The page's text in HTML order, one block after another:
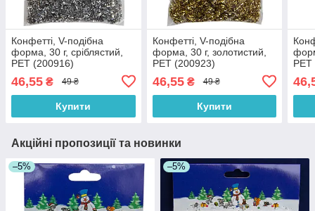
Конфетті, V-подібна
форма, 30 г, сріблястий,
PET (200916)
46,55 ₴ 49 ₴
Купити
Конфетті, V-подібна
форма, 30 г, золотистий,
PET (200923)
46,55₴ 49 ₴
Купити
Акційні пропозиції та новинки
–5% –5%